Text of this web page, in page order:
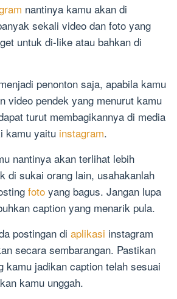
nantinya kamu akan di
sekali video dan foto yang
untuk di-like atau bahkan di
penonton saja, apabila kamu
video pendek yang menurut kamu
turut membagikannya di media
kamu yaitu instagram.
nantinya akan terlihat lebih
di sukai orang lain, usahakanlah
foto yang bagus. Jangan lupa
caption yang menarik pula.
postingan di aplikasi instagram
secara sembarangan. Pastikan
kamu jadikan caption telah sesuai
kamu unggah.